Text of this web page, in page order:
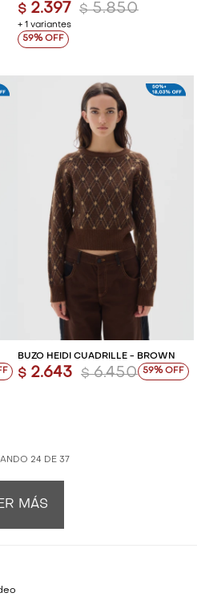
+ 1 variantes
$ 2.397 $ 5.850
59
BUZO HEIDI CUADRILLÉ - BROWN
$ 2.643 $ 6.450 59
24 DE 37
MÁS